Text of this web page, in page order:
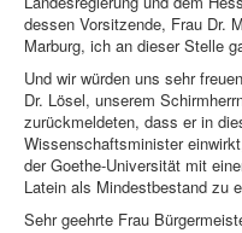
dessen Vorsitzende, Frau Dr.
Marburg, ich an dieser Stelle
Und wir würden uns sehr
Dr. Lösel, unserem
zurückmeldeten, dass er in
Wissenschaftsminister
der Goethe-Universität mit
Latein als Mindestbestand zu
Sehr geehrte Frau